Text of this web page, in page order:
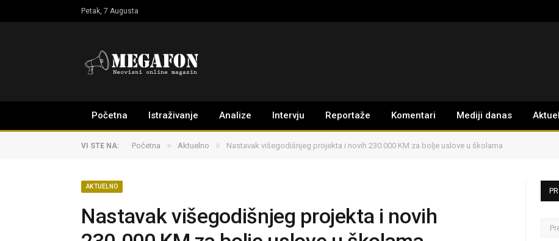
Petak, 7 Augusta
Početna Istraživanje Analize Intervju Reportaže Komentari Mediji danas
VI STE NA: Početna » Aktuelno » Nastavak višegodišnjeg projekta i novih 230.000 KM za bolje uslove u školama
AKTUELNO
Nastavak višegodišnjeg projekta i novih